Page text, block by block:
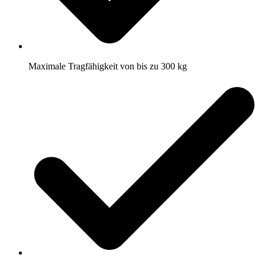
Maximale Tragfähigkeit von bis zu 300 kg